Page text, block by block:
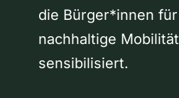
die Bürger*innen für
nachhaltige Mobilität
sensibilisiert.